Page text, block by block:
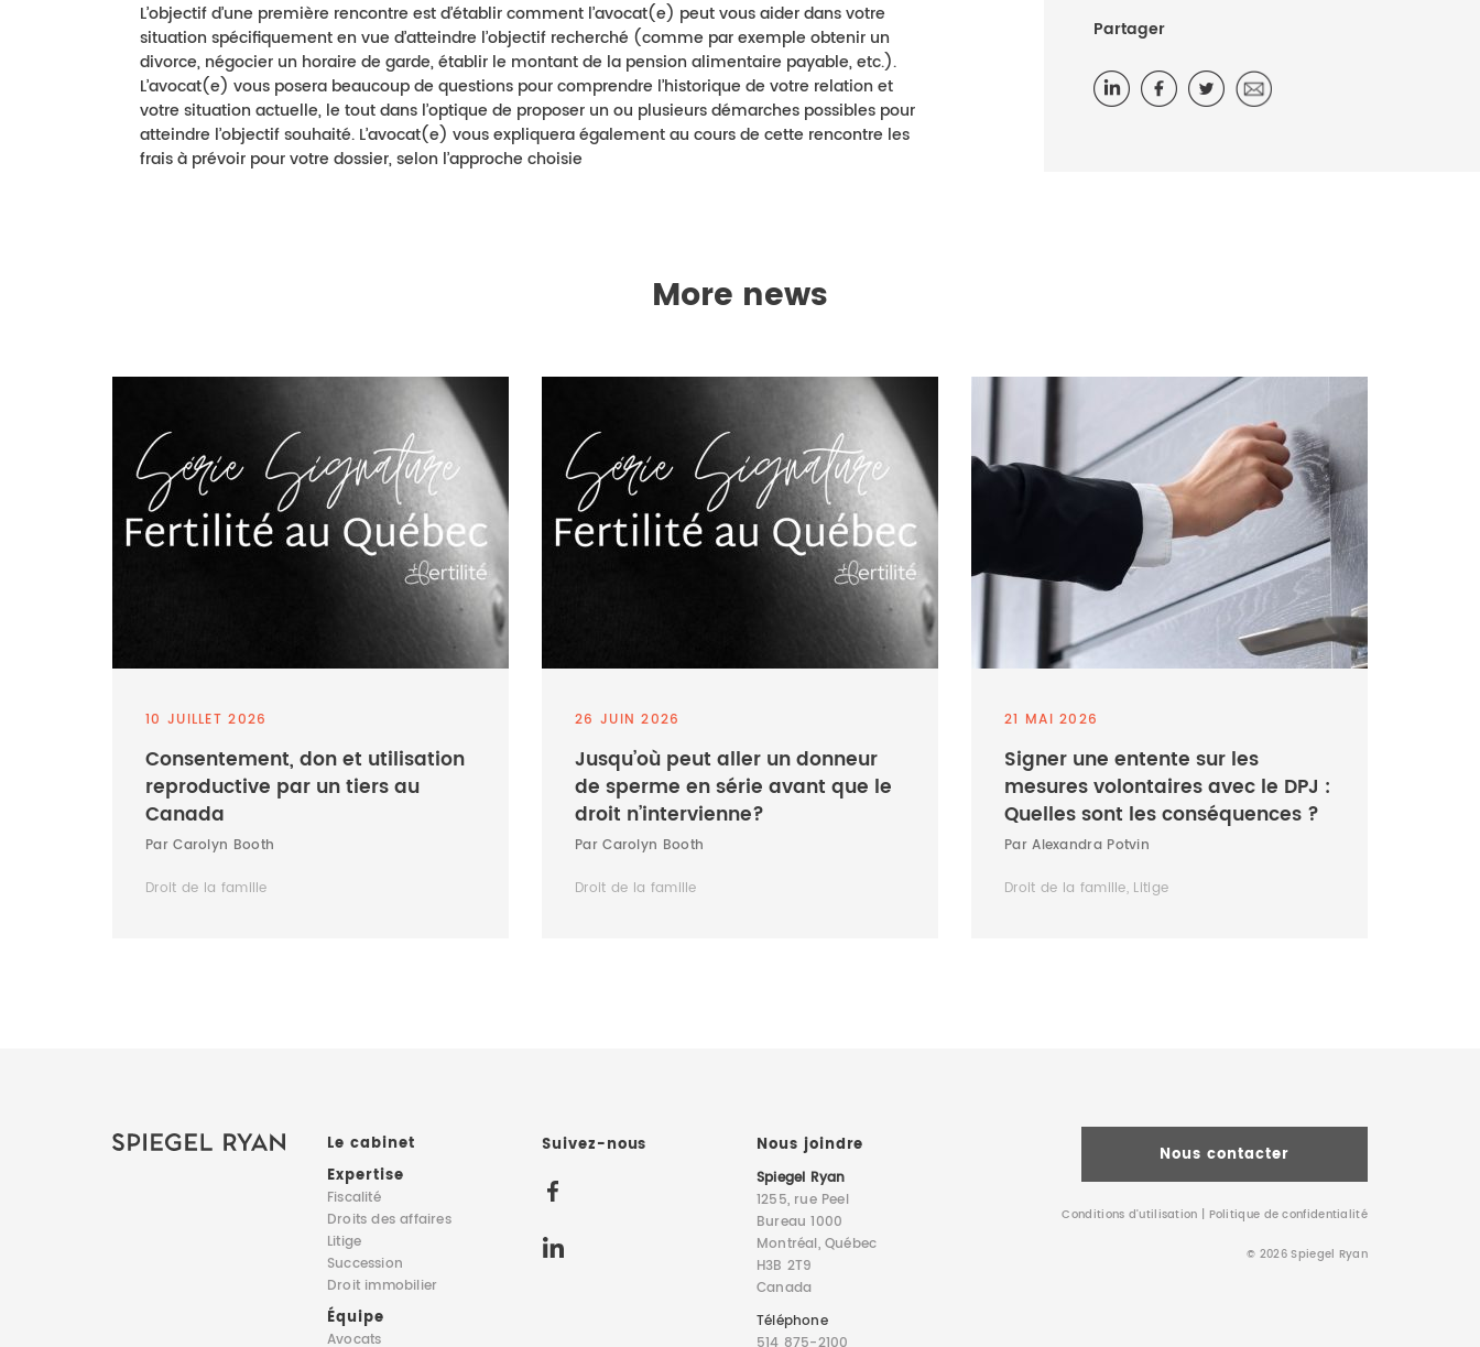
Partager
L’objectif d’une première rencontre est d’établir comment l’avocat(e) peut vous aider dans votre
situation spécifiquement en vue d’atteindre l’objectif recherché (comme par exemple obtenir un
divorce, négocier un horaire de garde, établir le montant de la pension alimentaire payable, etc.).
L’avocat(e) vous posera beaucoup de questions pour comprendre l’historique de votre relation et
votre situation actuelle, le tout dans l’optique de proposer un ou plusieurs démarches possibles pour
atteindre l’objectif souhaité. L’avocat(e) vous expliquera également au cours de cette rencontre les
frais à prévoir pour votre dossier, selon l’approche choisie
More news
10 JUILLET 2026
Consentement, don et utilisation
reproductive par un tiers au
Canada
Par Carolyn Booth
Droit de la famille
26 JUIN 2026
Jusqu’où peut aller un donneur
de sperme en série avant que le
droit n’intervienne?
Par Carolyn Booth
Droit de la famille
21 MAI 2026
Signer une entente sur les
mesures volontaires avec le DPJ :
Quelles sont les conséquences ?
Par Alexandra Potvin
Droit de la famille, Litige
Le cabinet
Expertise
Fiscalité
Droits des affaires
Litige
Succession
Droit immobilier
Équipe
Avocats
Suivez-nous Nous joindre
Spiegel Ryan
1255, rue Peel
Bureau 1000
Montréal, Québec
H3B 2T9
Canada
Téléphone
Nous contacter
Conditions d’utilisation Politique de confidentialité
© 2026 Spiegel Ryan